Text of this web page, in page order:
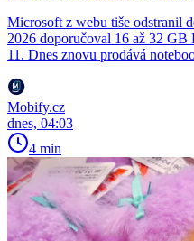
Microsoft z webu tiše odstranil
2026 doporučoval 16 až 32
11. Dnes znovu prodává
Mobify.cz
dnes, 04:03
4 min